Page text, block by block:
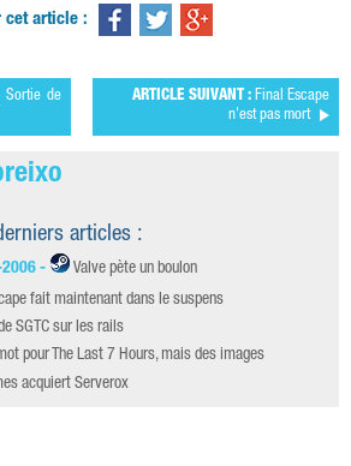
cet article :
Sortie de
ARTICLE SUIVANT : Final Escape
n'est pas mort
articles :
-
Valve pète un boulon
fait maintenant dans le suspens
SGTC sur les rails
pour The Last 7 Hours, mais des images
acquiert Serverox